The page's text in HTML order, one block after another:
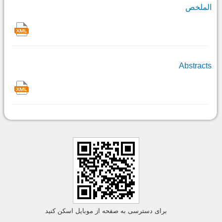
الملخص
Abstracts
برای دسترسی به صفحه از موبایل اسکن کنید